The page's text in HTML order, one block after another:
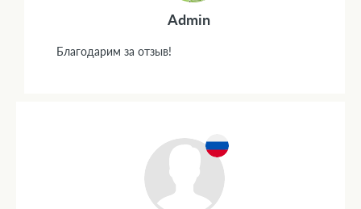
Admin
Благодарим за отзыв!